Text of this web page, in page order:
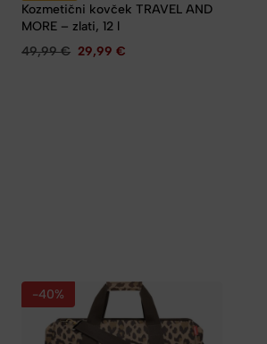
Kozmetični kovček TRAVEL AND
MORE – zlati, 12 l
49,99€ 29,99€
-40%